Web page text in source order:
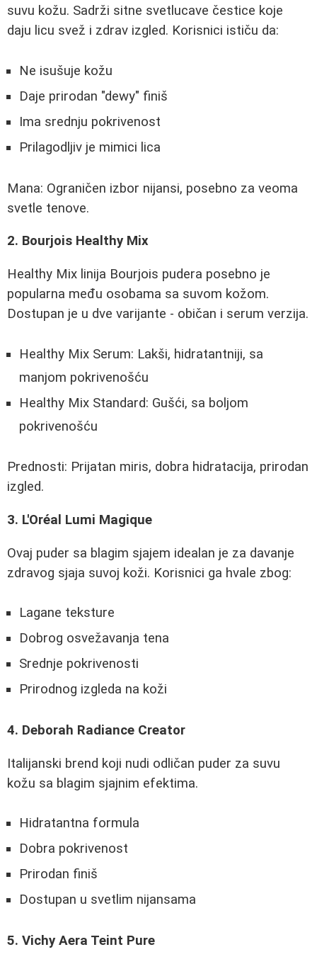
suvu kožu. Sadrži sitne svetlucave čestice koje
daju licu svež i zdrav izgled. Korisnici ističu da:
Ne isušuje kožu
Daje prirodan "dewy" finiš
Ima srednju pokrivenost
Prilagodljiv je mimici lica
Mana: Ograničen izbor nijansi, posebno za veoma
svetle tenove.
2. Bourjois Healthy Mix
Healthy Mix linija Bourjois pudera posebno je
popularna među osobama sa suvom kožom.
Dostupan je u dve varijante - običan i serum verzija.
Healthy Mix Serum: Lakši, hidratantniji, sa
manjom pokrivenošću
Healthy Mix Standard: Gušći, sa boljom
pokrivenošću
Prednosti: Prijatan miris, dobra hidratacija, prirodan
izgled.
3. L'Oréal Lumi Magique
Ovaj puder sa blagim sjajem idealan je za davanje
zdravog sjaja suvoj koži. Korisnici ga hvale zbog:
Lagane teksture
Dobrog osvežavanja tena
Srednje pokrivenosti
Prirodnog izgleda na koži
4. Deborah Radiance Creator
Italijanski brend koji nudi odličan puder za suvu
kožu sa blagim sjajnim efektima.
Hidratantna formula
Dobra pokrivenost
Prirodan finiš
Dostupan u svetlim nijansama
5. Vichy Aera Teint Pure